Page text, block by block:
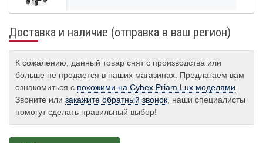
Доставка и наличие (отправка в ваш регион)
К сожалению, данный товар снят с производства или
больше не продается в наших магазинах. Предлагаем вам
ознакомиться с похожими на Cybex Priam Lux моделями
Звоните или закажите обратный звонок , наши специалисты
помогут сделать правильный выбор!